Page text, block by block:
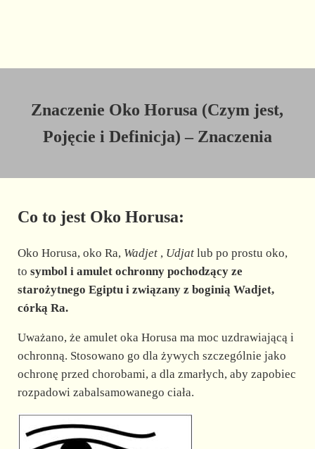
Znaczenie Oko Horusa (Czym jest,
Pojęcie i Definicja) – Znaczenia
Co to jest Oko Horusa:
Oko Horusa, oko Ra, Wadjet, Udjatlub po prostu oko,
to symbol i amulet ochronny pochodzący ze
starożytnego Egiptu i związany z boginią Wadjet,
córką Ra.
Uważano, że amulet oka Horusa ma moc uzdrawiającą i
ochronną. Stosowano go dla żywych szczególnie jako
ochronę przed chorobami, a dla zmarłych, aby zapobiec
rozpadowi zabalsamowanego ciała.